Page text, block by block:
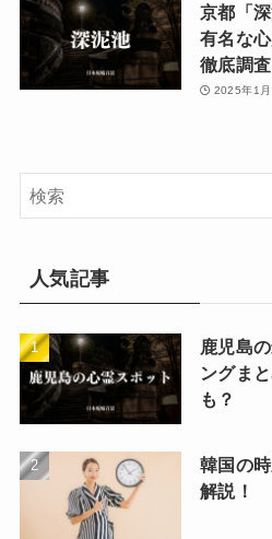
京都「
有名な
徹底調査
2025年1月
人気記事
鹿児島
ングま
も？
韓国の
解説！